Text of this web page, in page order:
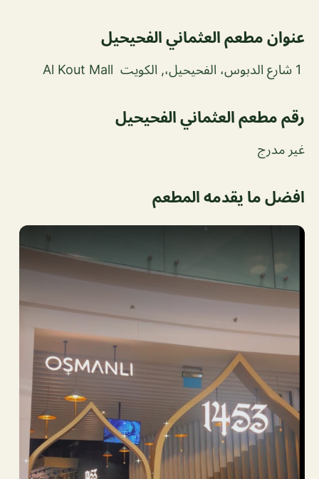
عنوان مطعم العثماني الفحيحيل
1 شارع الدبوس، الفحيحيل،, الكويت Al Kout Mall
رقم مطعم العثماني الفحيحيل
غير مدرج
افضل ما يقدمه المطعم